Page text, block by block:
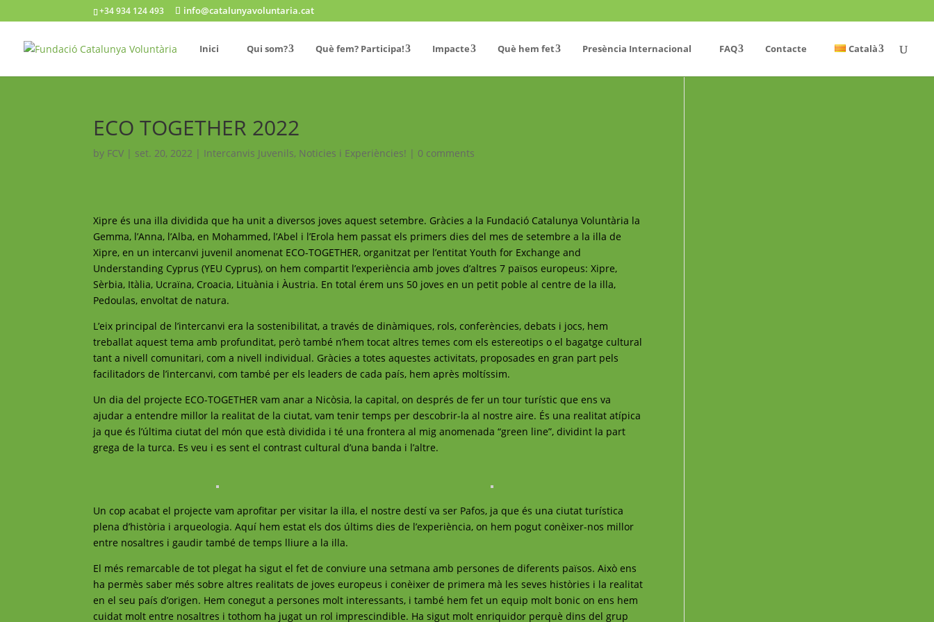
+34 934 124 493 info@catalunyavoluntaria.cat
Inici Qui som? Què fem? Participa! Impacte Què hem fet Presència Internacional FAQ Contacte Català
ECO TOGETHER 2022
by FCV | set. 20, 2022 | Intercanvis Juvenils, Noticies i Experiències! | 0 comments
Xipre és una illa dividida que ha unit a diversos joves aquest setembre. Gràcies a la Fundació Catalunya Voluntària la
Gemma, l’Anna, l’Alba, en Mohammed, l’Abel i l’Erola hem passat els primers dies del mes de setembre a la illa de
Xipre, en un intercanvi juvenil anomenat ECO-TOGETHER, organitzat per l’entitat Youth for Exchange and
Understanding Cyprus (YEU Cyprus), on hem compartit l’experiència amb joves d’altres 7 països europeus: Xipre,
Sèrbia, Itàlia, Ucraïna, Croacia, Lituània i Àustria. En total érem uns 50 joves en un petit poble al centre de la illa,
Pedoulas, envoltat de natura.
L’eix principal de l’intercanvi era la sostenibilitat, a través de dinàmiques, rols, conferències, debats i jocs, hem
treballat aquest tema amb profunditat, però també n’hem tocat altres temes com els estereotips o el bagatge cultural
tant a nivell comunitari, com a nivell individual. Gràcies a totes aquestes activitats, proposades en gran part pels
facilitadors de l’intercanvi, com també per els leaders de cada país, hem après moltíssim.
Un dia del projecte ECO-TOGETHER vam anar a Nicòsia, la capital, on després de fer un tour turístic que ens va
ajudar a entendre millor la realitat de la ciutat, vam tenir temps per descobrir-la al nostre aire. És una realitat atípica
ja que és l’última ciutat del món que està dividida i té una frontera al mig anomenada “green line”, dividint la part
grega de la turca. Es veu i es sent el contrast cultural d’una banda i l’altre.
Un cop acabat el projecte vam aprofitar per visitar la illa, el nostre destí va ser Pafos, ja que és una ciutat turística
plena d’història i arqueologia. Aquí hem estat els dos últims dies de l’experiència, on hem pogut conèixer-nos millor
entre nosaltres i gaudir també de temps lliure a la illa.
El més remarcable de tot plegat ha sigut el fet de conviure una setmana amb persones de diferents països. Això ens
ha permès saber més sobre altres realitats de joves europeus i conèixer de primera mà les seves històries i la realitat
en el seu país d’origen. Hem conegut a persones molt interessants, i també hem fet un equip molt bonic on ens hem
cuidat molt entre nosaltres i tothom ha jugat un rol imprescindible. Ha sigut molt enriquidor perquè dins del grup